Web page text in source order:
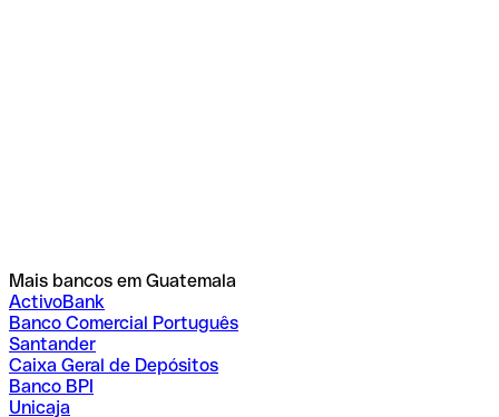
Mais bancos em Guatemala
ActivoBank
Banco Comercial Português
Santander
Caixa Geral de Depósitos
Banco BPI
Unicaja